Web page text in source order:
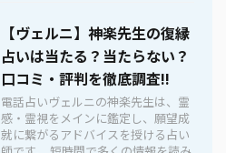
【ヴェルニ】神楽先生の復縁
占いは当たる？当たらない？
口コミ・評判を徹底調査!!
電話占いヴェルニの神楽先生は、霊
感・霊視をメインに鑑定し、願望成
就に繋がるアドバイスを授ける占い